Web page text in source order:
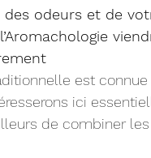
odeurs et de
est
ici
de combiner